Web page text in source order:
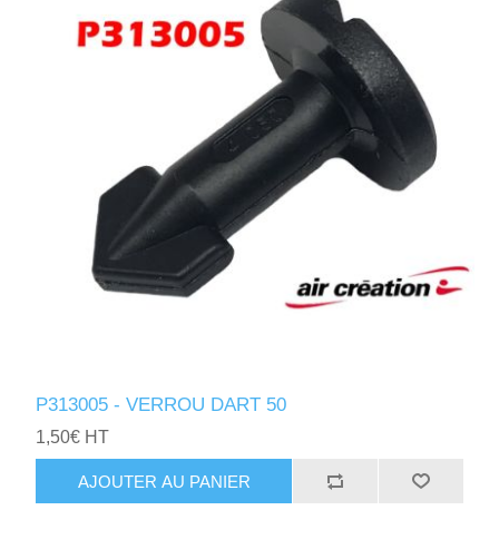
P313005 - VERROU DART 50
1,50€ HT
AJOUTER AU PANIER